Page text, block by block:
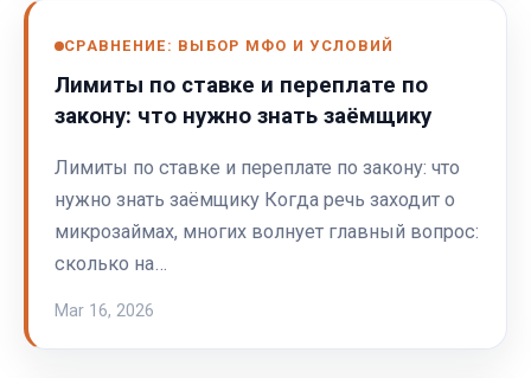
СРАВНЕНИЕ: ВЫБОР МФО И УСЛОВИЙ
Лимиты по ставке и переплате по
закону: что нужно знать заёмщику
Лимиты по ставке и переплате по закону: что
нужно знать заёмщику Когда речь заходит о
микрозаймах, многих волнует главный вопрос:
сколько на…
Mar 16, 2026